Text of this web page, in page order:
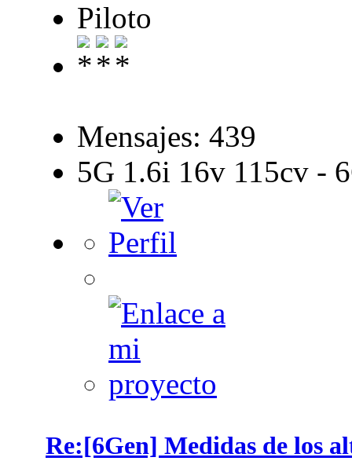
Piloto
Mensajes: 439
5G 1.6i 16v 115cv -
Re:[6Gen] Medidas de los